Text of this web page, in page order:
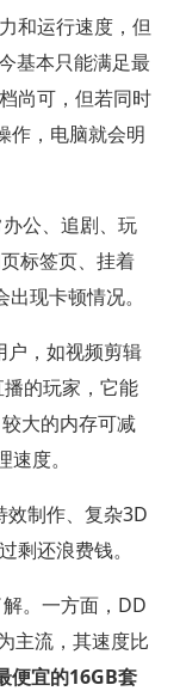
和运行速度，但
基本只能满足最
尚可，但若同时
作，电脑就会明
公、追剧、玩
标签页、挂着
现卡顿情况。
户，如视频剪辑
的玩家，它能
大的内存可减
度。
效制作、复杂3D
剩还浪费钱。
。一方面，DD
主流，其速度比
便宜的16GB套